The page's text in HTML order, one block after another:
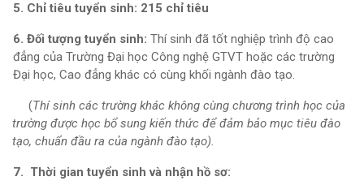
5. Chỉ tiêu tuyển sinh: 215 chỉ tiêu
6. Đối tượng tuyển sinh: Thí sinh đã tốt nghiệp trình độ cao
đẳng của Trường Đại học Công nghệ GTVT hoặc các trường
Đại học, Cao đẳng khác có cùng khối ngành đào tạo.
(Thí sinh các trường khác không cùng chương trình học của
trường được học bổ sung kiến thức để đảm bảo mục tiêu đào
tạo, chuẩn đầu ra của ngành đào tạo).
7. Thời gian tuyển sinh và nhận hồ sơ: